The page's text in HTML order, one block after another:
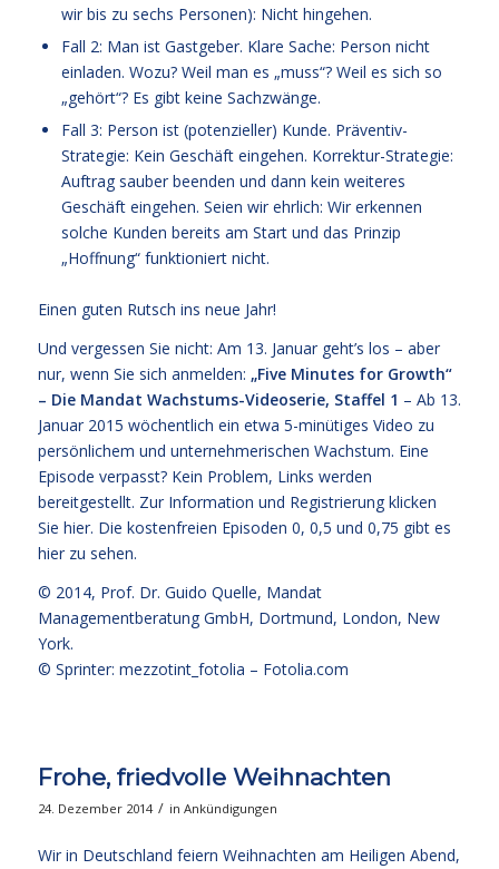
wir bis zu sechs Personen): Nicht hingehen.
Fall 2: Man ist Gastgeber. Klare Sache: Person nicht
einladen. Wozu? Weil man es „muss“? Weil es sich so
„gehört“? Es gibt keine Sachzwänge.
Fall 3: Person ist (potenzieller) Kunde. Präventiv-
Strategie: Kein Geschäft eingehen. Korrektur-Strategie:
Auftrag sauber beenden und dann kein weiteres
Geschäft eingehen. Seien wir ehrlich: Wir erkennen
solche Kunden bereits am Start und das Prinzip
„Hoffnung“ funktioniert nicht.
Einen guten Rutsch ins neue Jahr!
Und vergessen Sie nicht: Am 13. Januar geht’s los – aber
nur, wenn Sie sich anmelden: „Five Minutes for Growth“
– Die Mandat Wachstums-Videoserie, Staffel 1 – Ab 13.
Januar 2015 wöchentlich ein etwa 5-minütiges Video zu
persönlichem und unternehmerischen Wachstum. Eine
Episode verpasst? Kein Problem, Links werden
bereitgestellt. Zur Information und Registrierung klicken
Sie hier. Die kostenfreien Episoden 0, 0,5 und 0,75 gibt es
hier zu sehen.
© 2014, Prof. Dr. Guido Quelle, Mandat
Managementberatung GmbH, Dortmund, London, New
York.
© Sprinter: mezzotint_fotolia – Fotolia.com
Frohe, friedvolle Weihnachten
24. Dezember 2014 / in Ankündigungen
Wir in Deutschland feiern Weihnachten am Heiligen Abend,